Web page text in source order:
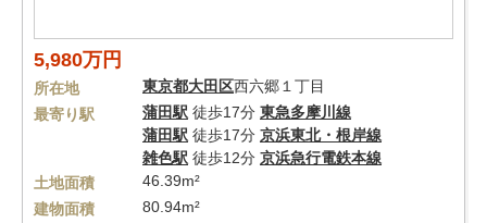
5,980万円
所在地 東京都大田区西六郷１丁目
最寄り駅
蒲田駅 徒歩17分 東急多摩川線
蒲田駅 徒歩17分 京浜東北・根岸線
雑色駅 徒歩12分 京浜急行電鉄本線
土地面積
46.39m²
建物面積
80.94m²